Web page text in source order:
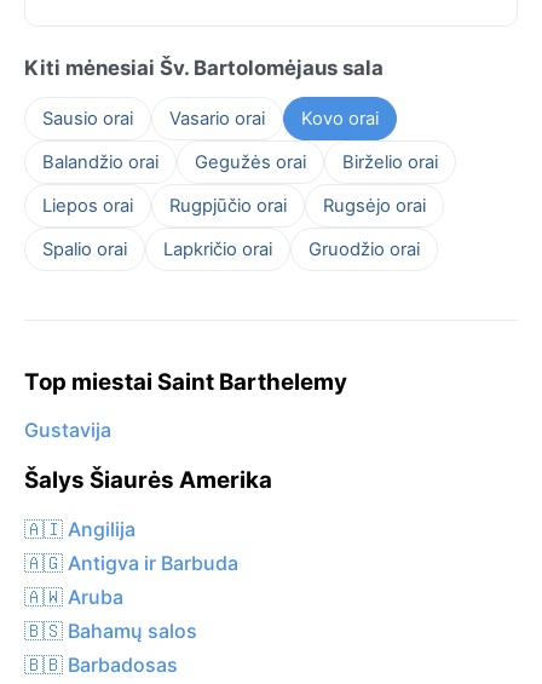
Kiti mėnesiai Šv. Bartolomėjaus sala
Sausio orai Vasario orai
Kovo orai
Balandžio orai
Gegužės orai
Birželio orai
Liepos orai
Rugpjūčio orai
Rugsėjo orai
Spalio orai
Lapkričio orai Gruodžio orai
Top miestai Saint Barthelemy
Gustavija
Šalys Šiaurės Amerika
🇦🇮 Angilija
🇦🇬 Antigva ir Barbuda
🇦🇼 Aruba
🇧🇸 Bahamų salos
🇧🇧 Barbadosas